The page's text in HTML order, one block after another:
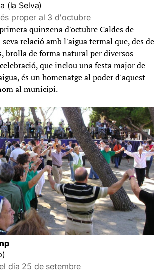
(la Selva)
proper al 3 d'octubre
quinzena d'octubre Caldes de
relació amb l'aigua termal que, des de
brolla de forma natural per diversos
que inclou una festa major de
és un homenatge al poder d'aquest
al municipi.
dia 25 de setembre